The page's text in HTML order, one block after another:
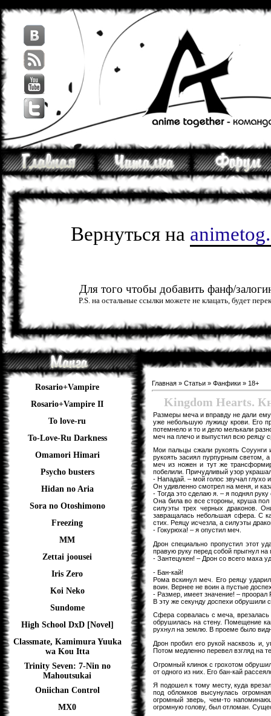
Вернуться на
Для того чтобы добавить фанф/
P.S. на остальные ссылки можете не клацать, будет
Rosario+Vampire
Rosario+Vampire II
To love-ru
To-Love-Ru Darkness
Omamori Himari
Psycho busters
Hidan no Aria
Sora no Otoshimono
Freezing
ММ
Zettai joousei
Iris Zero
Koi Neko
Sundome
High School DxD [Novel]
Classmate, Kamimura Yuuka
wa Kou Itta
Trinity Seven: 7-Nin no
Mahoutsukai
Oniichan Control
MX0
Главная » Статьи » Фанфики » 18+
Kingdom Hearts.
Размеры меча и вправду не дали
уже небольшую лужицу крови. Его
потемнело и то и дело мелькали
меч на плечо и выпустил всю реяцу
Мои пальцы сжали рукоять
рукоять засиял пурпурным светом,
меч из ножен и тут же
побелили. Причудливый узор
- Нападай. – мой голос звучал глухо
Он удивленно смотрел на меня, и
- Тогда это сделаю я. – я поднял
Она била во все стороны, круша пол
силуэты трех черных драконов.
завращалась небольшая сфера. С
стих. Реяцу исчезла, а силуэты
- Гокурюха! – я опустил меч.
Дрон специально пропустил этот
правую руку перед собой прыгнул на
- Зантецукен! – Дрон со всего маха
- Бан-кай!
Рома вскинул меч. Его реяцу
воин. Вернее не воин а пустые
- Размер, имеет значение! –
В эту же секунду доспехи обрушили
Сфера сорвалась с меча, врезалась
обрушилась на стену. Помещение
рухнул на землю. В проеме было
Дрон пробил его рукой насквозь и,
Потом медленно перевел взгляд на
Огромный клинок с грохотом
от одного из них. Его бан-кай
Я подошел к тому месту, куда
под обломков высунулась
огромный зверь, чем-то
огромную голову, был отломан.